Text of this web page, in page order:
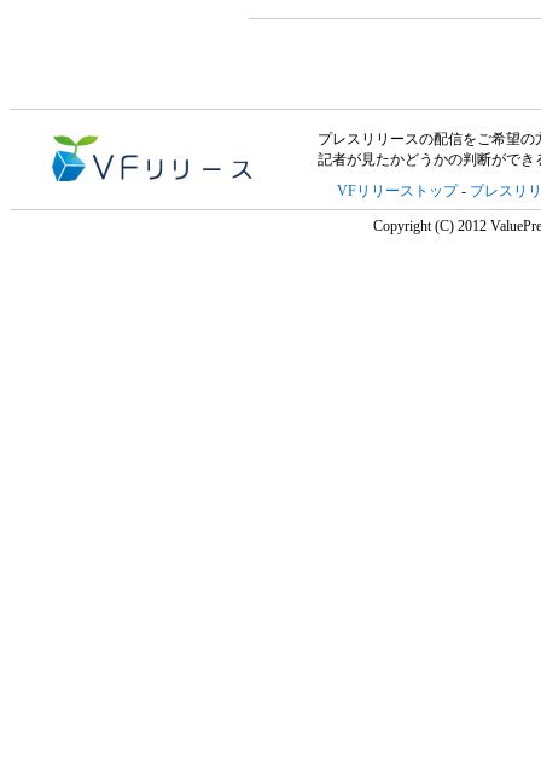
プレスリリースの配信をご希望の
記者が見たかどうかの判断がで
VFリリーストップ- プレスリ
Copyright (C) 2012